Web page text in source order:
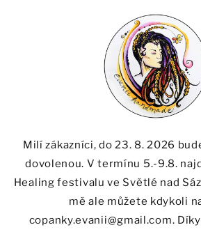
Milí zákazníci, do 23. 8. 2026
dovolenou. V termínu 5.-9.8.
Healing festivalu ve Světlé nad
mě ale můžete kdykoli
copanky.evanii@gmail.com.